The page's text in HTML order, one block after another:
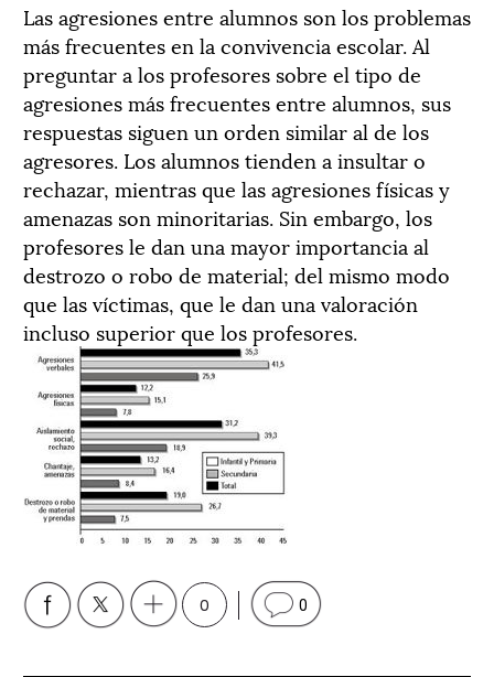
Las agresiones entre alumnos son los problemas
más frecuentes en la convivencia escolar. Al
preguntar a los profesores sobre el tipo de
agresiones más frecuentes entre alumnos, sus
respuestas siguen un orden similar al de los
agresores. Los alumnos tienden a insultar o
rechazar, mientras que las agresiones físicas y
amenazas son minoritarias. Sin embargo, los
profesores le dan una mayor importancia al
destrozo o robo de material; del mismo modo
que las víctimas, que le dan una valoración
incluso superior que los profesores.
0 0